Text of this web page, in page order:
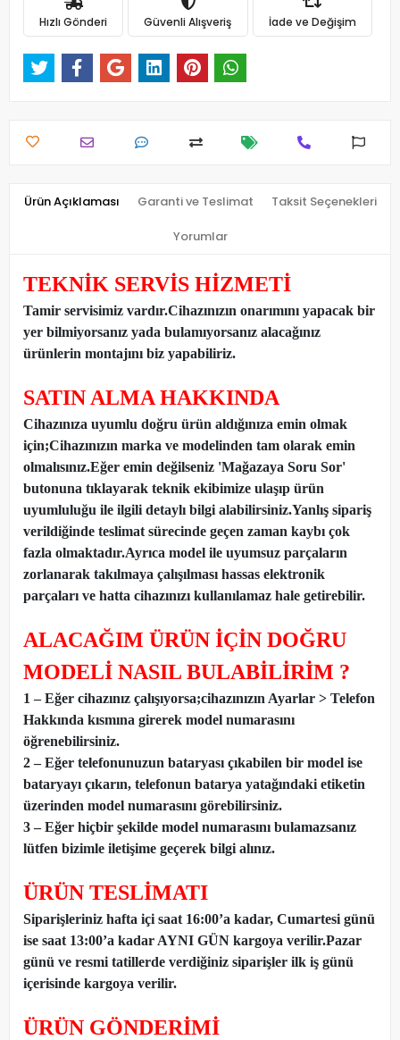
Hızlı Gönderi Güvenli Alışveriş İade ve Değişim
Ürün Açıklaması Garanti ve Teslimat Taksit Seçenekleri
Yorumlar
TEKNİK SERVİS HİZMETİ
Tamir servisimiz vardır.Cihazınızın onarımını yapacak bir
yer bilmiyorsanız yada bulamıyorsanız alacağınız
ürünlerin montajını biz yapabiliriz.
SATIN ALMA HAKKINDA
Cihazınıza uyumlu doğru ürün aldığınıza emin olmak
için;Cihazınızın marka ve modelinden tam olarak emin
olmalısınız.Eğer emin değilseniz 'Mağazaya Soru Sor'
butonuna tıklayarak teknik ekibimize ulaşıp ürün
uyumluluğu ile ilgili detaylı bilgi alabilirsiniz.Yanlış sipariş
verildiğinde teslimat sürecinde geçen zaman kaybı çok
fazla olmaktadır.Ayrıca model ile uyumsuz parçaların
zorlanarak takılmaya çalışılması hassas elektronik
parçaları ve hatta cihazınızı kullanılamaz hale getirebilir.
ALACAĞIM ÜRÜN İÇİN DOĞRU
MODELİ NASIL BULABİLİRİM ?
1 – Eğer cihazınız çalışıyorsa;cihazınızın Ayarlar > Telefon
Hakkında kısmına girerek model numarasını
öğrenebilirsiniz.
2 – Eğer telefonunuzun bataryası çıkabilen bir model ise
bataryayı çıkarın, telefonun batarya yatağındaki etiketin
üzerinden model numarasını görebilirsiniz.
3 – Eğer hiçbir şekilde model numarasını bulamazsanız
lütfen bizimle iletişime geçerek bilgi alınız.
ÜRÜN TESLİMATI
Siparişleriniz hafta içi saat 16:00’a kadar, Cumartesi günü
ise saat 13:00’a kadar AYNI GÜN kargoya verilir.Pazar
günü ve resmi tatillerde verdiğiniz siparişler ilk iş günü
içerisinde kargoya verilir.
ÜRÜN GÖNDERİMİ